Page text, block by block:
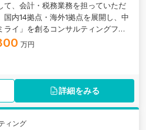
て、会計・税務業務を担っていただ
内14拠点・海外1拠点を展開し、中
イ」を創るコンサルティングファ
万円
詳細をみる
ィング